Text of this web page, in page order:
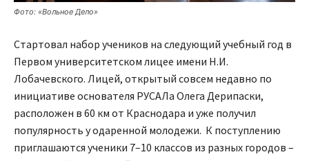
Фото: «Вольное Дело»
Стартовал набор учеников на следующий учебный год в
Первом университетском лицее имени Н.И.
Лобачевского. Лицей, открытый совсем недавно по
инициативе основателя РУСАЛа Олега Дерипаски,
расположен в 60 км от Краснодара и уже получил
популярность у одаренной молодежи. К поступлению
приглашаются ученики 7–10 классов из разных городов –